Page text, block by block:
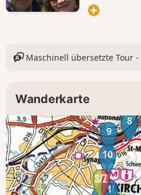
Maschinell übersetzte Tour -
Wanderkarte
1
8
9
10